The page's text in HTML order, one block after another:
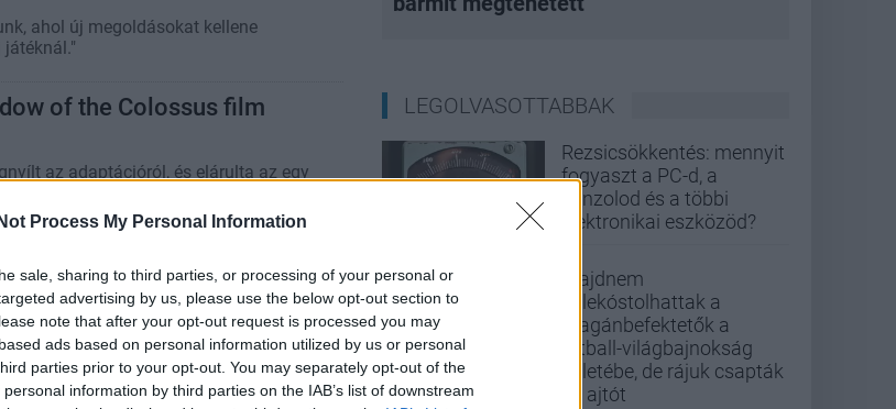
Process My Personal Information
sale, sharing to third parties, or processing of your personal or
advertising by us, please use the below opt-out section to
note that after your opt-out request is processed you may
ads based on personal information utilized by us or personal
parties prior to your opt-out. You may separately opt-out of the
information by third parties on the IAB’s list of downstream
ahol új megoldásokat kellene
of the Colossus film
az adaptációról, és elárulta az egy
hogy megmutassuk milyen érzés
ezekkel a hatalmas támadókkal."
LEGOLVASOTTABBAK
Rezsicsökkentés: mennyit
fogyaszt a PC-d, a
konzolod és a többi
elektronikai eszközöd?
Majdnem
belekóstolhattak a
magánbefektetők a
futball-világbajnokság
üzletébe, de rájuk csapták
az ajtót